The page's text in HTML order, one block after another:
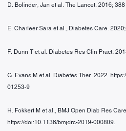
D. Bolinder, Jan et al. The Lancet. 2016;
E. Charleer Sara et al., Diabetes Care.
F. Dunn T et al. Diabetes Res Clin Pract.
G. Evans M et al. Diabetes Ther. 2022.
01253-9
H. Fokkert M et al., BMJ Open Diab Res
https://doi:10.1136/bmjdrc-2019-000809.